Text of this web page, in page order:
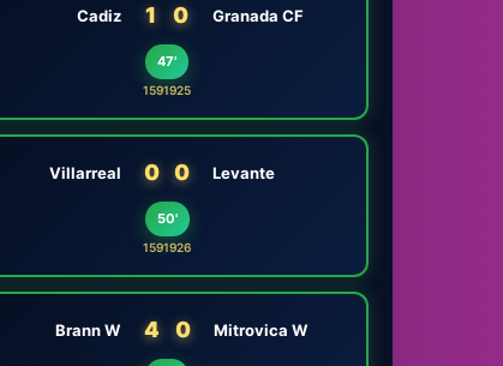
Cadiz 1 0 Granada CF
47'
1591925
Villarreal 0 0 Levante
50'
1591926
Brann W 4 0 Mitrovica W